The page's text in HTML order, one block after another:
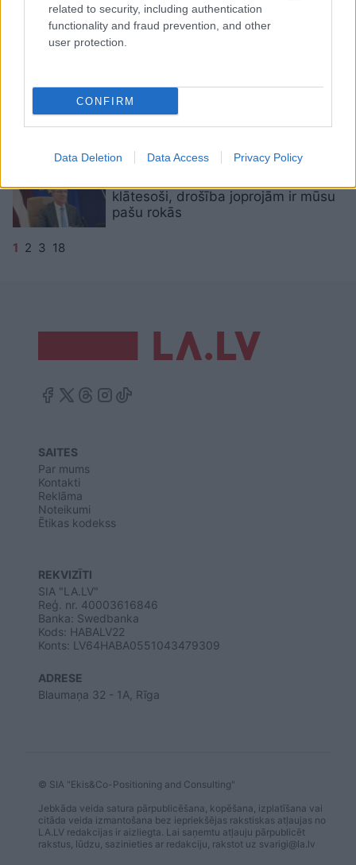
related to security, including authentication
functionality and fraud prevention, and other
user protection.
CONFIRM
Data Deletion Data Access Privacy Policy
Politologssaskata pirmos
priekšvēlēšanu politikas simptomus
jaunās valdības darbā: Ir vajadzīgs
Danusēvičs
nauda: Depozīta operatori slēpj
savu peļņu, tie ir milzīgi miljoni
klātesoši, drošība joprojām ir mūsu
pašu rokās
1 2 3 18
SAITES
Par mums
Kontakti
Reklāma
Noteikumi
Ētikas kodekss
REKVIZĪTI
SIA "LA.LV"
Reģ. nr. 40003616846
Banka: Swedbanka
Kods: HABALV22
Konts: LV64HABA0551043479309
ADRESE
Blaumaņa 32 - 1A, Rīga
© SIA "Ekis&Co-Positioning and Consulting"
Jebkāda veida satura pārpublicēšana, kopēšana, izplatīšana vai
citāda veida izmantošana bez iepriekšējas rakstiskas atļaujas no
LA.LV redakcijas ir aizliegta. Lai saņemtu atļauju pārpublicēt
rakstus, lūdzu, sazinieties ar redakciju, rakstot uz svarigi@la.lv